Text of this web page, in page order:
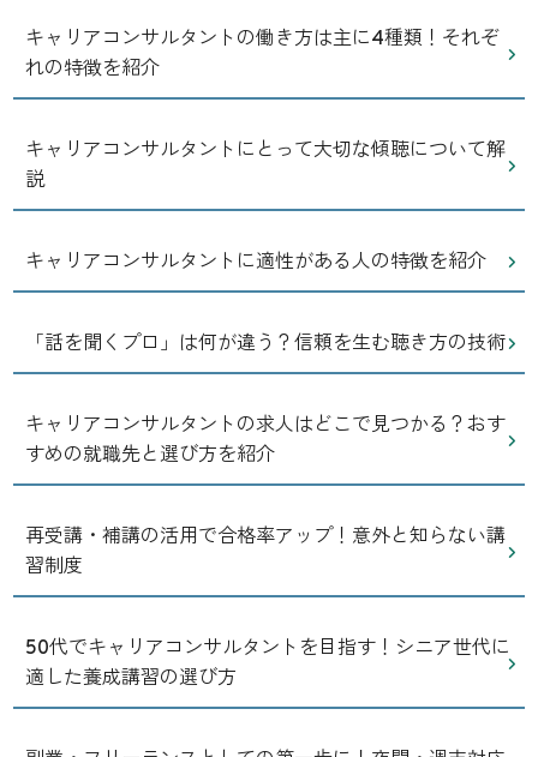
キャリアコンサルタントの働き方は主に4種類！それぞ
れの特徴を紹介
キャリアコンサルタントにとって大切な傾聴について解
説
キャリアコンサルタントに適性がある人の特徴を紹介
「話を聞くプロ」は何が違う？信頼を生む聴き方の技術
キャリアコンサルタントの求人はどこで見つかる？おす
すめの就職先と選び方を紹介
再受講・補講の活用で合格率アップ！意外と知らない講
習制度
50代でキャリアコンサルタントを目指す！シニア世代に
適した養成講習の選び方